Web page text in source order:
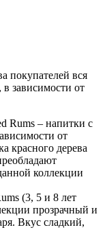
покупателей вся
зависимости от
Rums – напитки с
от
красного дерева
коллекции
(3, 5 и 8 лет
прозрачный и
Вкус сладкий,